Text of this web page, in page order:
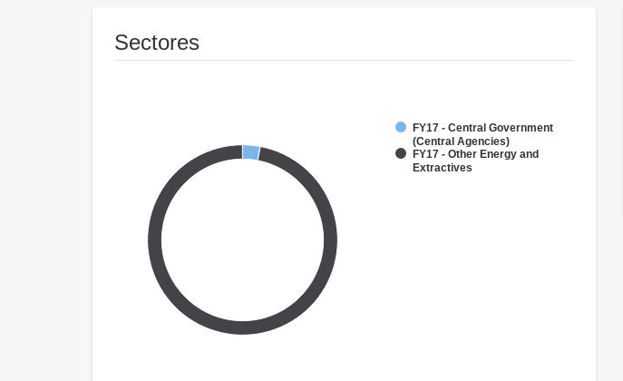
Sectores
FY17 - Central Government
(Central Agencies)
FY17 - Other Energy and
Extractives